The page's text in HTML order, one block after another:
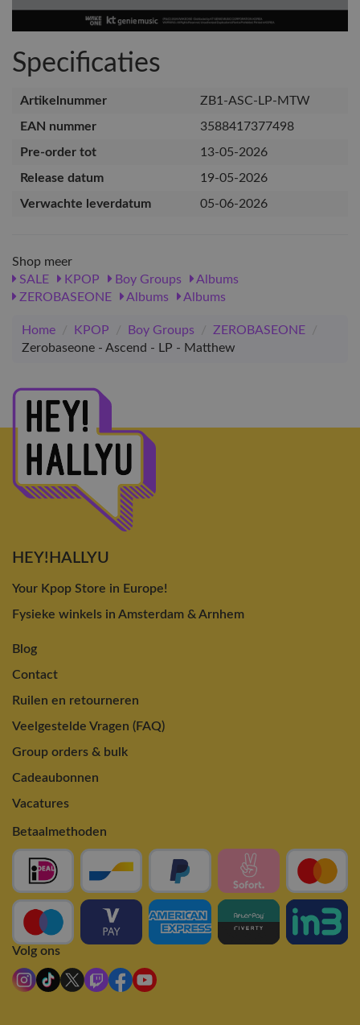
Specificaties
Artikelnummer
ZB1-ASC-LP-MTW
EAN nummer
3588417377498
Pre-order tot
13-05-2026
Release datum
19-05-2026
Verwachte leverdatum
05-06-2026
Shop meer
SALE
KPOP Boy Groups
Albums
ZEROBASEONE
Albums Albums
Home / KPOP / Boy Groups / ZEROBASEONE
/
Zerobaseone - Ascend - LP - Matthew
HEY!HALLYU
Your Kpop Store in Europe!
Fysieke winkels in Amsterdam & Arnhem
Blog
Contact
Ruilen en retourneren
Veelgestelde Vragen (FAQ)
Group orders & bulk
Cadeaubonnen
Vacatures
Betaalmethoden
Volg ons